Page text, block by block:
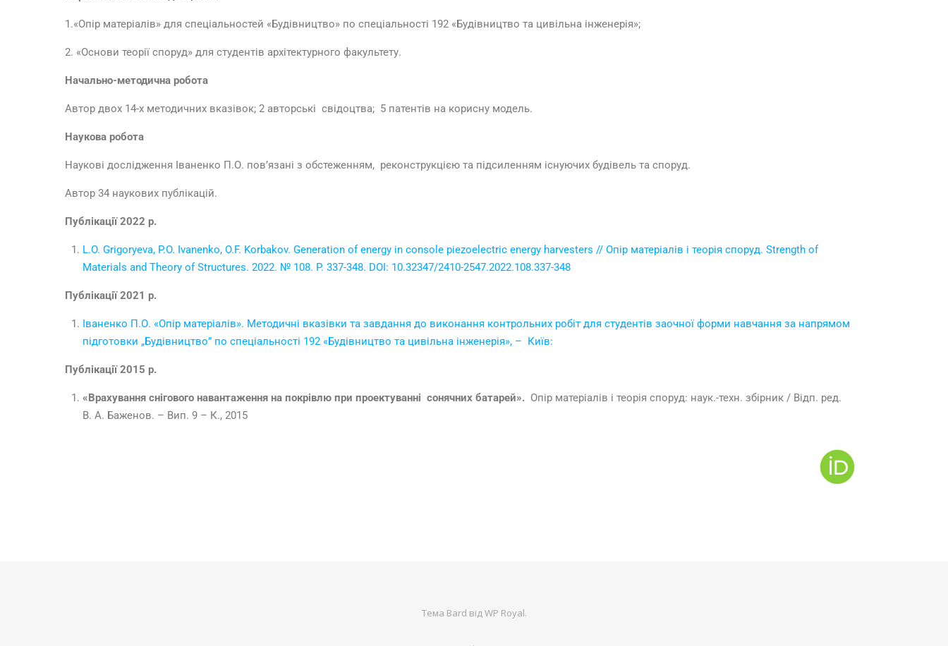
1.«Опір матеріалів» для спеціальностей «Будівництво» по спеціальності 192 «Будівництво та цивільна інженерія»;
2. «Основи теорії споруд» для студентів архітектурного факультету.
Начально-методична робота
Автор двох 14-х методичних вказівок; 2 авторські свідоцтва; 5 патентів на корисну модель.
Наукова робота
Наукові дослідження Іваненко П.О. пов’язані з обстеженням, реконструкцією та підсиленням існуючих будівель та споруд.
Автор 34 наукових публікацій.
Публікації 2022 р.
L.O. Grigoryeva, P.O. Ivanenko, O.F. Korbakov. Generation of energy in console piezoelectric energy harvesters // Опір матеріалів і теорія споруд. Strength of
Materials and Theory of Structures. 2022. № 108. P. 337-348. DOI: 10.32347/2410-2547.2022.108.337-348
Публікації 2021 р.
Іваненко П.О. «Опір матеріалів». Методичні вказівки та завдання до виконання контрольних робіт для студентів заочної форми навчання за напрямом
підготовки „Будівництво” по спеціальності 192 «Будівництво та цивільна інженерія», – Київ:
Публікації 2015 р.
«Врахування снігового навантаження на покрівлю при проектуванні сонячних батарей». Опір матеріалів і теорія споруд: наук.-техн. збірник / Відп. ред.
В. А. Баженов. – Вип. 9 – К., 2015
Тема Bard відWP Royal.